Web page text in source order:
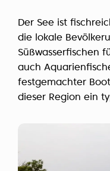
Der See ist
die lokale
Süßwasserfischen
auch
festgemachter
dieser Region ein